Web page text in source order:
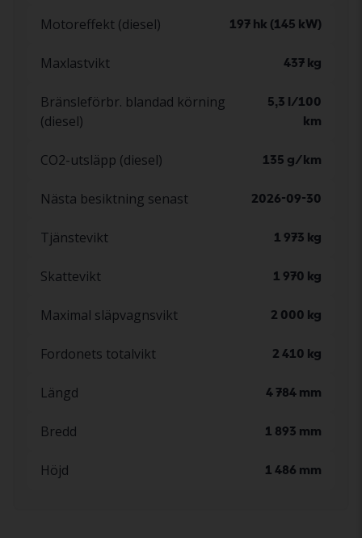
Motoreffekt (diesel) 197 hk (145 kW)
Maxlastvikt 437 kg
Bränsleförbr. blandad körning
(diesel)
5,3 l/100
km
CO2-utsläpp (diesel) 135 g/km
Nästa besiktning senast 2026-09-30
Tjänstevikt 1 973 kg
Skattevikt 1 970 kg
Maximal släpvagnsvikt 2 000 kg
Fordonets totalvikt 2 410 kg
Längd 4 784 mm
Bredd 1 893 mm
Höjd 1 486 mm